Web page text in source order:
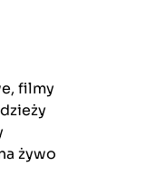
filmy
żywo